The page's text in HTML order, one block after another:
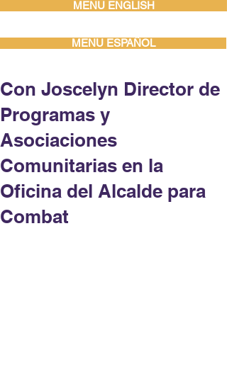
MENU ENGLISH
MENU ESPAÑOL
Con Joscelyn Director de
Programas y
Asociaciones
Comunitarias en la
Oficina del Alcalde para
Combat